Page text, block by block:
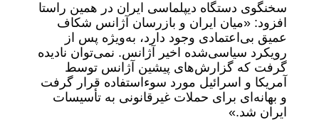
سخنگوی دستگاه دیپلماسی ایران در همین راستا
افزود: «میان ایران و بازرسان آژانس شکاف
عمیق بی‌اعتمادی وجود دارد، به‌ویژه پس از
رویکرد سیاسی‌شده اخیر آژانس. نمی‌توان نادیده
گرفت که گزارش‌های پیشین آژانس توسط
آمریکا و اسرائیل مورد سوءاستفاده قرار گرفت
و بهانه‌ای برای حملات غیرقانونی به تأسیسات
ایران شد.»